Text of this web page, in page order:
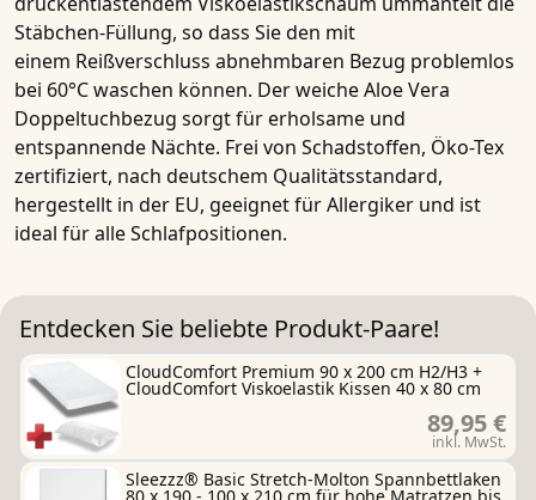
Stäbchen-Füllung, so dass Sie den mit
einem Reißverschluss abnehmbaren Bezug problemlos
bei 60°C waschen können. Der weicheAloe Vera
Doppeltuchbezug sorgt für erholsame und
entspannende Nächte. Frei von Schadstoffen, Öko-Tex
zertifiziert, nach deutschem Qualitätsstandard,
hergestellt in der EU, geeignet fürAllergiker und ist
ideal für alle Schlafpositionen.
Entdecken Sie beliebte Produkt-Paare!
CloudComfort Premium 90 x 200 cm H2/H3 +
CloudComfort Viskoelastik Kissen 40 x 80 cm
89,95 €
inkl. MwSt.
Sleezzz® Basic Stretch-Molton Spannbettlaken